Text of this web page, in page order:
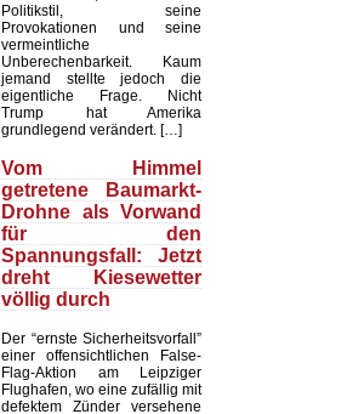
Politikstil, seine
Provokationen und seine
vermeintliche
Unberechenbarkeit. Kaum
jemand stellte jedoch die
eigentliche Frage. Nicht
Trump hat Amerika
grundlegend verändert. […]
Vom Himmel
getretene Baumarkt-
Drohne als Vorwand
für den
Spannungsfall: Jetzt
dreht Kiesewetter
völlig durch
Der “ernste Sicherheitsvorfall”
einer offensichtlichen False-
Flag-Aktion am Leipziger
Flughafen, wo eine zufällig mit
defektem Zünder versehene